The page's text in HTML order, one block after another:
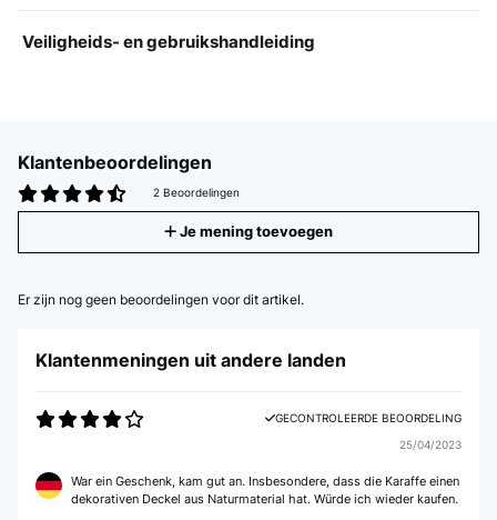
Veiligheids- en gebruikshandleiding
Klantenbeoordelingen
2 Beoordelingen
Je mening toevoegen
Er zijn nog geen beoordelingen voor dit artikel.
Klantenmeningen uit andere landen
GECONTROLEERDE BEOORDELING
25/04/2023
War ein Geschenk, kam gut an. Insbesondere, dass die Karaffe einen
dekorativen Deckel aus Naturmaterial hat. Würde ich wieder kaufen.